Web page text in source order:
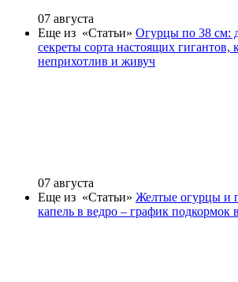
07 августа
Еще из «Статьи» Огурцы по 38 см:
секреты сорта настоящих гигантов,
неприхотлив и живуч
07 августа
Еще из «Статьи» Желтые огурцы и
капель в ведро – график подкормок